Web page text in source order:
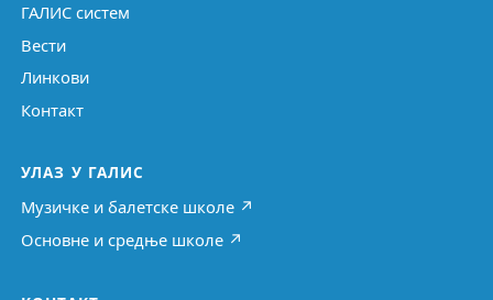
ГАЛИС систем
Вести
Линкови
Контакт
УЛАЗ У ГАЛИС
Музичке и балетске школе ↗
Основне и средње школе ↗